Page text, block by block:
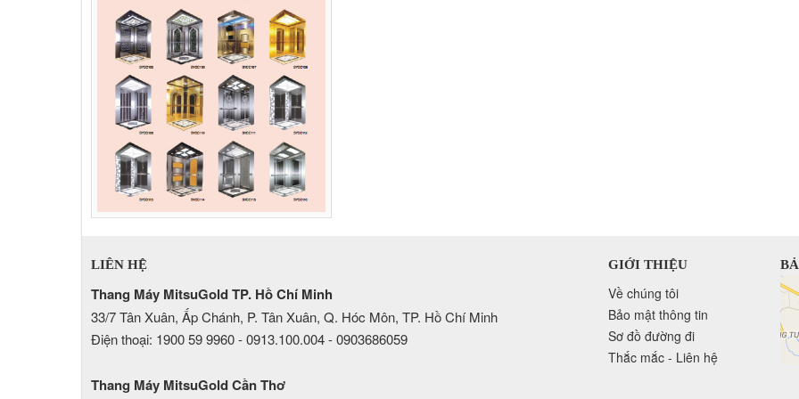
LIÊN HỆ
Thang Máy MitsuGold TP. Hồ Chí Minh
33/7 Tân Xuân, Ấp Chánh, P. Tân Xuân, Q. Hóc Môn, TP. Hồ Chí Minh
Điện thoại: 1900 59 9960 - 0913.100.004 - 0903686059
GIỚI THIỆU
Về chúng tôi
Bảo mật thông tin
Sơ đồ đường đi
Thắc mắc - Liên hệ
Thang Máy MitsuGold Cần Thơ